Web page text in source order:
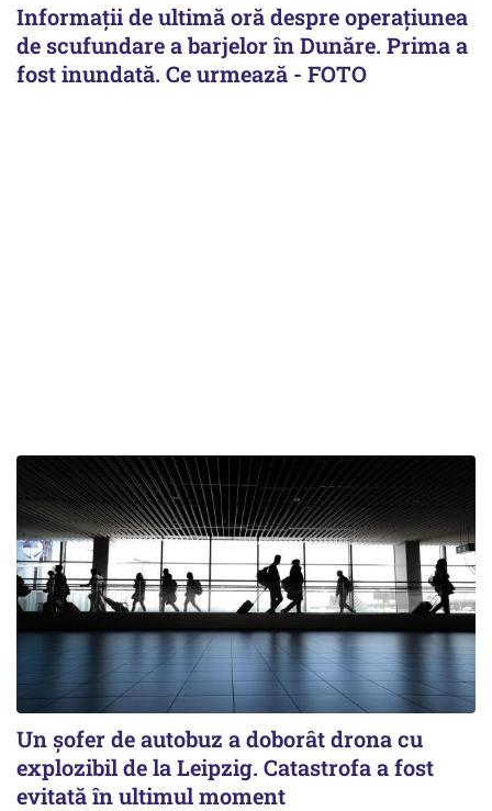
Informații de ultimă oră despre operațiunea
de scufundare a barjelor în Dunăre. Prima a
fost inundată. Ce urmează - FOTO
Un șofer de autobuz a doborât drona cu
explozibil de la Leipzig. Catastrofa a fost
evitată în ultimul moment